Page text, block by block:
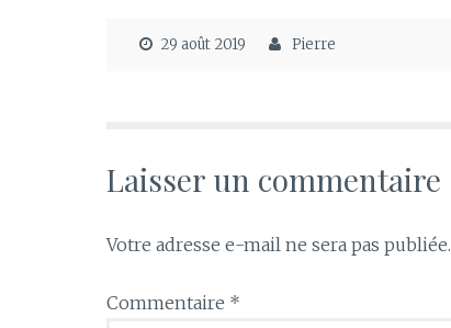
29 août 2019 Pierre
Laisser un commentaire
Votre adresse e-mail ne sera pas publiée.
Commentaire *